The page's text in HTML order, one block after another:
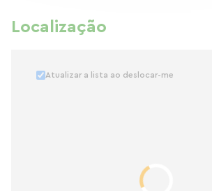
Localização
Atualizar a lista ao deslocar-me